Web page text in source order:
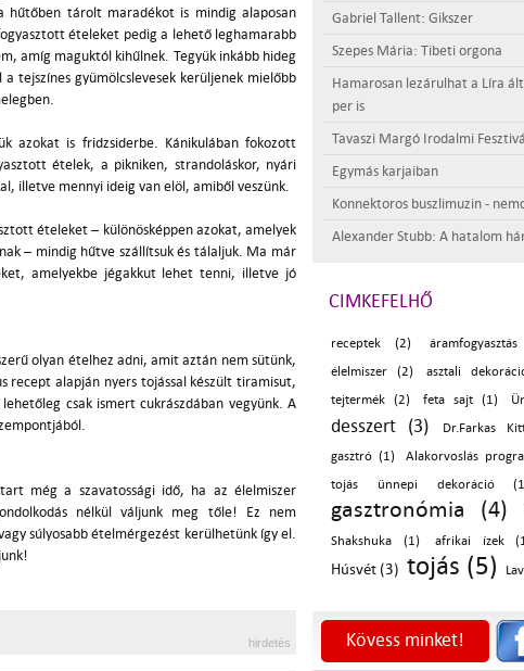
tárolt maradékot is mindig alaposan
ételeket pedig a lehető leghamarabb
amíg maguktól kihűlnek. Tegyük inkább hideg
tejszínes gyümölcslevesek kerüljenek mielőbb
azokat is fridzsiderbe. Kánikulában fokozott
ételek, a pikniken, strandoláskor, nyári
illetve mennyi ideig van elöl, amiből veszünk.
ételeket – különösképpen azokat, amelyek
– mindig hűtve szállítsuk és tálaljuk. Ma már
amelyekbe jégakkut lehet tenni, illetve jó
olyan ételhez adni, amit aztán nem sütünk,
recept alapján nyers tojással készült tiramisut,
csak ismert cukrászdában vegyünk. A
még a szavatossági idő, ha az élelmiszer
nélkül váljunk meg tőle! Ez nem
súlyosabb ételmérgezést kerülhetünk így el.
hirdetés
Gabriel Tallent: Gikszer
Szepes Mária: Tibeti orgona
Hamarosan lezárulhat a Líra
per is
Tavaszi Margó Irodalmi
Egymás karjaiban
Konnektoros buszlimuzin -
Alexander Stubb: A hatalom
CIMKEFELHŐ
receptek (2)
élelmiszer (2)
asztali
tejtermék (2)
feta sajt (1)
desszert (3) Dr.Farkas
gasztró (1)
Alakorvoslás
tojás ünnepi dekoráció
gasztronómia (4)
Shakshuka (1)
afrikai ízek
Húsvét (3) tojás (5)
Kövess minket!